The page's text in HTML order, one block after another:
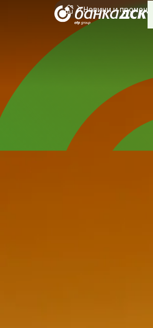
Новини и промоции